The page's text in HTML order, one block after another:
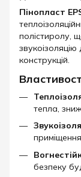
Пінопласт
полістиролу,
конструкцій.​
тепла,
безпеку